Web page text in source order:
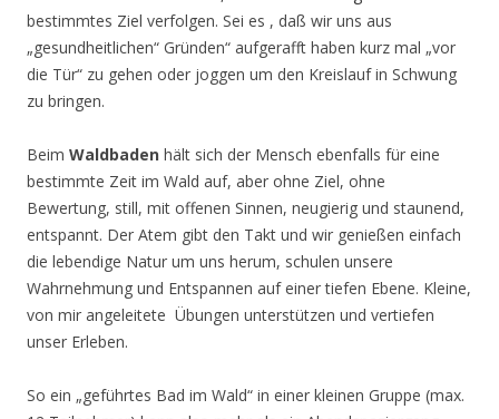
bestimmtes Ziel verfolgen. Sei es , daß wir uns aus
„gesundheitlichen“ Gründen“ aufgerafft haben kurz mal „vor
die Tür“ zu gehen oder joggen um den Kreislauf in Schwung
zu bringen.
Beim Waldbaden hält sich der Mensch ebenfalls für eine
bestimmte Zeit im Wald auf, aber ohne Ziel, ohne
Bewertung, still, mit offenen Sinnen, neugierig und staunend,
entspannt. Der Atem gibt den Takt und wir genießen einfach
die lebendige Natur um uns herum, schulen unsere
Wahrnehmung und Entspannen auf einer tiefen Ebene. Kleine,
von mir angeleitete Übungen unterstützen und vertiefen
unser Erleben.
So ein „geführtes Bad im Wald“ in einer kleinen Gruppe (max.